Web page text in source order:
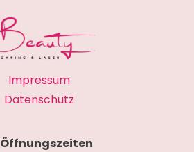
Impressum
Datenschutz
Öffnungszeiten